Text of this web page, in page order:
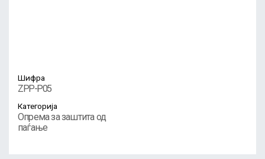
Шифра
ZPP-P05
Категорија
Опрема за заштита од
паѓање